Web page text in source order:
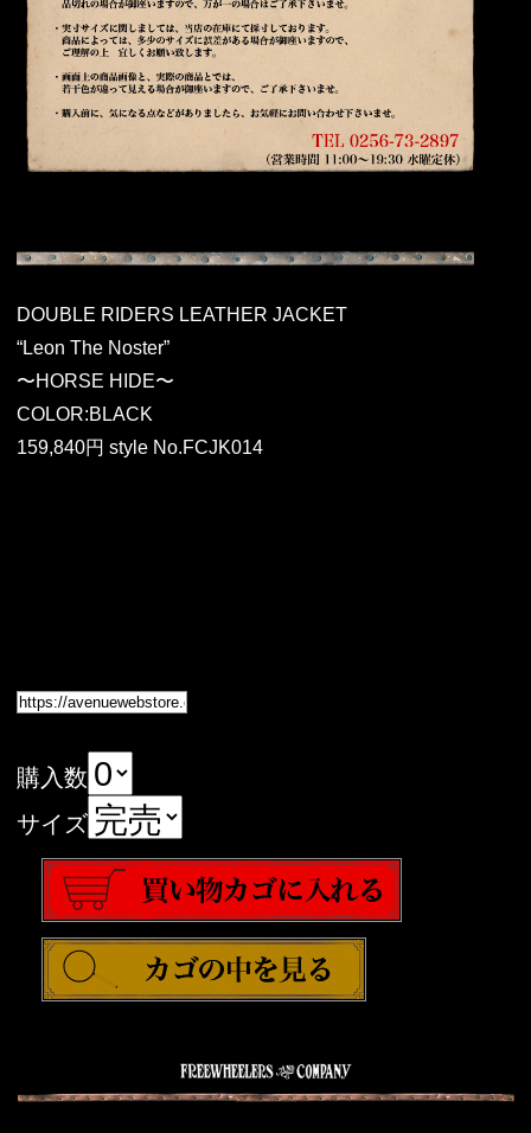
DOUBLE RIDERS LEATHER JACKET
“Leon The Noster”
〜HORSE HIDE〜
COLOR:BLACK
159,840円 style No.FCJK014
購入数
サイズ